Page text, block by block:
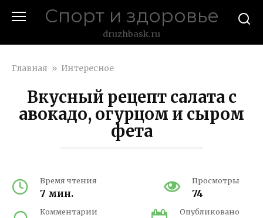
Спорт и здоровье
druzhbask.ru
Главная » Интересное
Вкусный рецепт салата с
авокадо, огурцом и сыром
фета
Время чтения
7 мин.
Просмотры
74
Комментарии Опубликовано